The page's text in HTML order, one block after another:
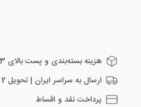
هزینه بسته‌بندی و پست بالای 3 تومن رایگان است
ارسال به سراسر ایران | تحویل 2 تا 4 روز
پرداخت نقد و اقساط